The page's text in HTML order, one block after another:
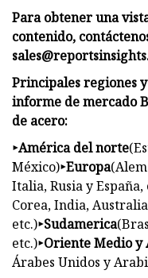
Para obtener una
contenido,
Principales regiones
informe de mercado
de acero:
‣América del norte
México)‣Europa
Italia, Rusia y España,
Corea, India,
etc.)‣Sudamerica
etc.)‣Oriente Medio y
Árabes Unidos y